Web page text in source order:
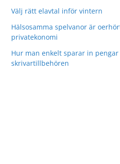
Välj rätt elavtal inför vintern
Hälsosamma spelvanor är
privatekonomi
Hur man enkelt sparar in pengar
skrivartillbehören